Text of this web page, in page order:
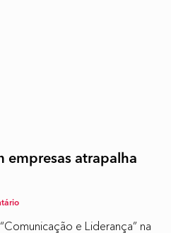
empresas atrapalha
e Liderança” na